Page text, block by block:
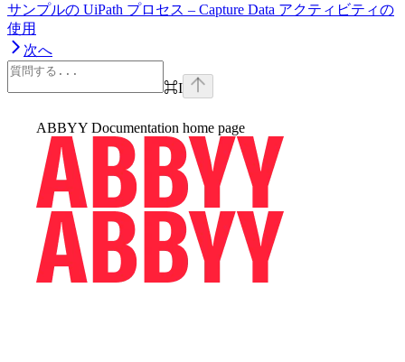
サンプルの UiPath プロセス – Capture Data アクティビティの
使用
次へ
⌘I
ABBYY Documentation home page